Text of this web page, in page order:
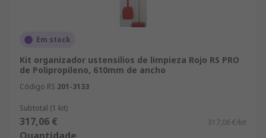
Em stock
Kit organizador ustensilios de limpieza Rojo RS PRO
de Polipropileno, 610mm de ancho
Código RS 201-3133
Subtotal (1 kit)
317,06 € 317,06 €/kit